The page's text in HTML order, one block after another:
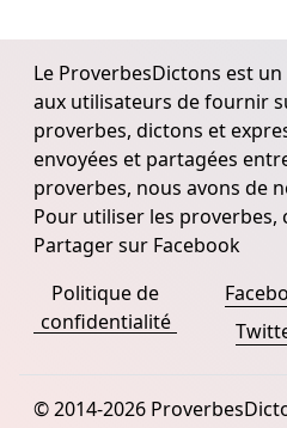
Le ProverbesDictons est
aux utilisateurs de fournir
proverbes, dictons et
envoyées et partagées
proverbes, nous avons de
Pour utiliser les
Partager sur Facebook
Politique de
confidentialité
© 2014-2026